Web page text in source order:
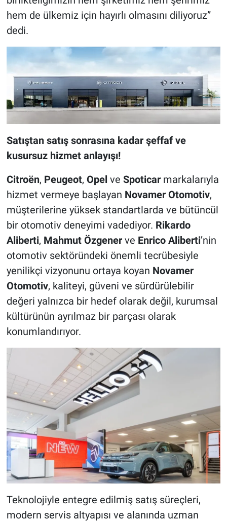
hem de ülkemiz için hayırlı olmasını diliyoruz”
dedi.
Satıştan satış sonrasına kadar şeffaf ve
kusursuz hizmet anlayışı!
Citroën, Peugeot, Opel ve Spoticarmarkalarıyla
hizmet vermeye başlayan Novamer Otomotiv,
müşterilerine yüksek standartlarda ve bütüncül
bir otomotiv deneyimi vadediyor. Rikardo
Aliberti, Mahmut Özgenerve Enrico Aliberti’nin
otomotiv sektöründeki önemli tecrübesiyle
yenilikçi vizyonunu ortaya koyan Novamer
Otomotiv, kaliteyi, güveni ve sürdürülebilir
değeri yalnızca bir hedef olarak değil, kurumsal
kültürünün ayrılmaz bir parçası olarak
konumlandırıyor.
Teknolojiyle entegre edilmiş satış süreçleri,
modern servis altyapısı ve alanında uzman